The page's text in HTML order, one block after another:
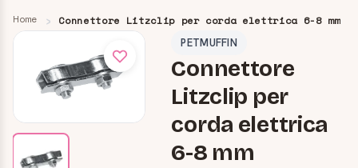
Home
Connettore Litzclip per corda elettrica 6-8 mm
PETMUFFIN
Connettore
Litzclip per
corda elettrica
6-8 mm